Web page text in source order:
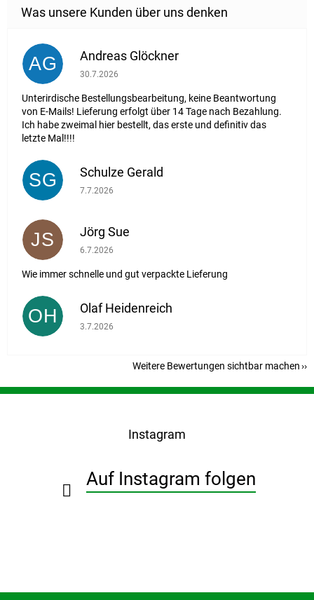
AG Andreas Glöckner
Die Shop-Bewertung beträgt 1 von 5 Sternen.
30.7.2026
Unterirdische Bestellungsbearbeitung, keine Beantwortung
von E-Mails! Lieferung erfolgt über 14 Tage nach Bezahlung.
Ich habe zweimal hier bestellt, das erste und definitiv das
letzte Mal!!!!
SG Schulze Gerald
Die Shop-Bewertung beträgt 5 von 5 Sternen.
7.7.2026
JS Jörg Sue
Die Shop-Bewertung beträgt 5 von 5 Sternen.
6.7.2026
Wie immer schnelle und gut verpackte Lieferung
OH Olaf Heidenreich
Die Shop-Bewertung beträgt 5 von 5 Sternen.
3.7.2026
Weitere Bewertungen sichtbar machen
F
Instagram
Auf Instagram folgen